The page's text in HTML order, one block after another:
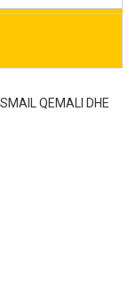
QEMALI DHE